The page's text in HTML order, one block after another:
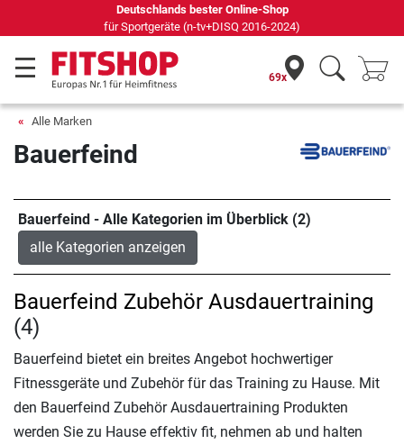
Deutschlands bester Online-Shop
für Sportgeräte (n-tv+DISQ 2016-2024)
69x
Alle Marken
Bauerfeind
Bauerfeind - Alle Kategorien im Überblick (2)
alle Kategorien anzeigen
Bauerfeind Zubehör Ausdauertraining
(4)
Bauerfeind bietet ein breites Angebot hochwertiger
Fitnessgeräte und Zubehör für das Training zu Hause. Mit
den Bauerfeind Zubehör Ausdauertraining Produkten
werden Sie zu Hause effektiv fit, nehmen ab und halten